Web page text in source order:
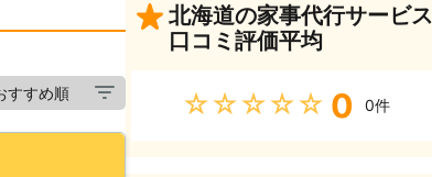
北海道の家事代行サービス
口コミ評価平均
★★★★★ 0 0件